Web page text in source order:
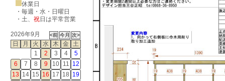
休業日
・毎週・水・日曜日
・ 土、 祝日は平常営業
2026年9月
日
月 火 水 木 金
土
1
2 3 4
5
6
7 8 9 10 11 12
13 14 15 16 17 18 19